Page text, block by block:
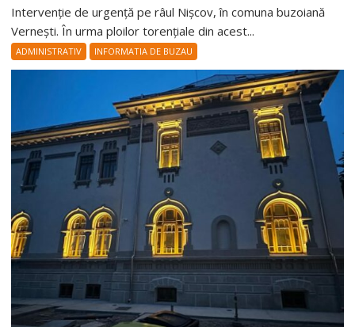
Intervenție de urgență pe râul Nișcov, în comuna buzoiană
Vernești. În urma ploilor torențiale din acest...
ADMINISTRATIV INFORMATIA DE BUZAU